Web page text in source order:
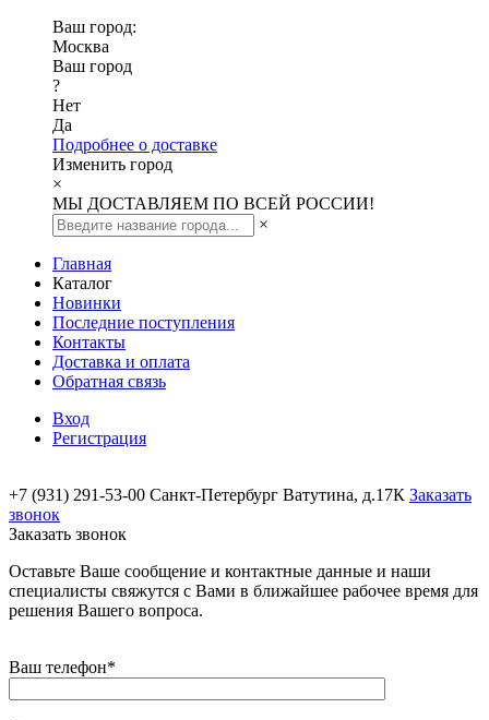
Ваш город:
Москва
Ваш город
?
Нет
Да
Подробнее о доставке
Изменить город
×
МЫ ДОСТАВЛЯЕМ ПО ВСЕЙ РОССИИ!
×
Главная
Каталог
Новинки
Последние поступления
Контакты
Доставка и оплата
Обратная связь
Вход
Регистрация
+7 (931) 291-53-00 Санкт-Петербург Ватутина, д.17К Заказать
звонок
Заказать звонок
Оставьте Ваше сообщение и контактные данные и наши
специалисты свяжутся с Вами в ближайшее рабочее время для
решения Вашего вопроса.
Ваш телефон*